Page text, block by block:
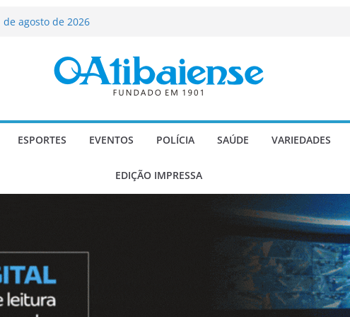
de Paulo
– Festa de Bom Jesus dos Perdões
de mosaico do Brasil
ESPORTES EVENTOS POLÍCIA SAÚDE VARIEDADES
EDIÇÃO IMPRESSA